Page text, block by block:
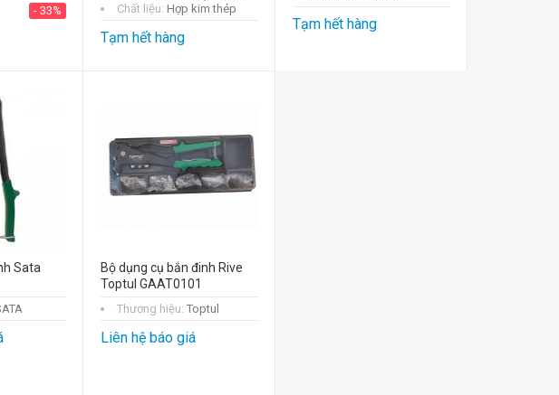
- 33%
Chất liệu: Hợp kim thép
Tạm hết hàng
Tạm hết hàng
Sata
Bộ dụng cụ bắn đinh Rive
Toptul GAAT0101
Thương hiệu: Toptul
Liên hệ báo giá